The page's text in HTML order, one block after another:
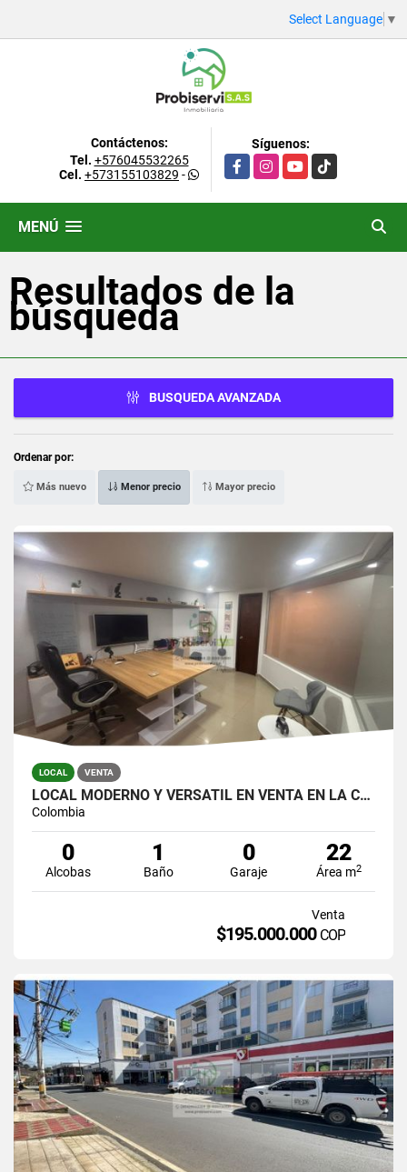
Select Language ▼
Contáctenos:
Tel. +576045532265
Cel. +573155103829 -
Síguenos:
FacebookInstagramYouTubeTikTok
MENÚ
Resultados de la
búsqueda
BUSQUEDA AVANZADA
Ordenar por:
Más nuevo Menor precio Mayor precio
LOCAL VENTA
LOCAL MODERNO Y VERSÁTIL EN VENTA EN LA CEJA
Colombia
0
Alcobas
1
Baño
0
Garaje
22
Área m2
Venta
$195.000.000 COP